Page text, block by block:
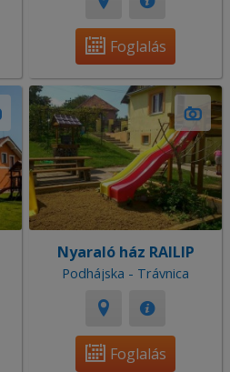
Foglalás
Nyaraló ház RAILIP
Podhájska - Trávnica
Foglalás